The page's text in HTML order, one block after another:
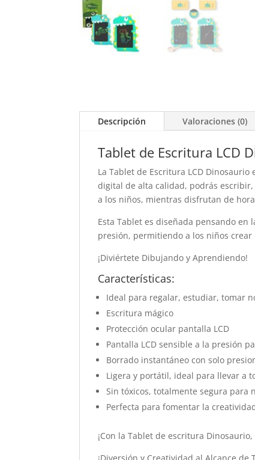
Descripción Valoraciones (0)
Tablet de Escritura LCD
La Tablet de Escritura LCD
digital de alta calidad, podrás
a los niños, mientras disfrutan de
Esta Tablet es diseñada pensando
presión, permitiendo a los niños
¡Diviértete Dibujando y Aprendiendo!
Características:
Ideal para regalar, estudiar, tomar
Escritura mágico
Protección ocular pantalla LCD
Pantalla LCD sensible a la presión
Borrado instantáneo con solo
Ligera y portátil, ideal para llevar a
Sin tóxicos, totalmente segura para
Perfecta para fomentar la
¡Con la Tablet de escritura